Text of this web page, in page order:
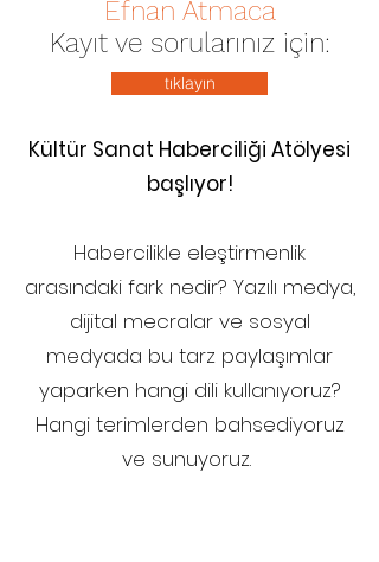
Efnan Atmaca
Kayıt ve sorularınız için:
tıklayın
Kültür Sanat Haberciliği Atölyesi
başlıyor!
Habercilikle eleştirmenlik
arasındaki fark nedir? Yazılı medya,
dijital mecralar ve sosyal
medyada bu tarz paylaşımlar
yaparken hangi dili kullanıyoruz?
Hangi terimlerden bahsediyoruz
ve sunuyoruz.